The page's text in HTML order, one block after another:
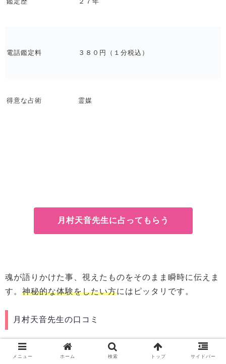
電話鑑定料 ３８０円（１分税込）
得意な占術 霊媒
月村天音先生に占ってもらう
魂が語りかけた事、視えたものをそのまま瞬時に伝えま
す。 神秘的な体験をしたい方にはピッタリです。
月村天音先生の口コミ
メニュー ホーム 検索 トップ サイドバー